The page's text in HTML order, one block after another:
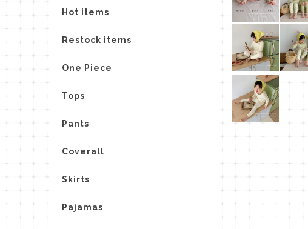
Hot items
Restock items
One Piece
Tops
Pants
Coverall
Skirts
Pajamas